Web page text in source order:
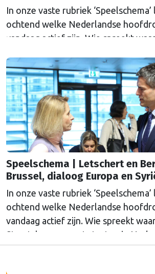
In onze vaste rubriek
ochtend welke Nederlandse
vandaag actief zijn. Wie spreekt
agenda?
Speelschema | Letschert en
Brussel, dialoog Europa en
In onze vaste rubriek
ochtend welke Nederlandse
vandaag actief zijn. Wie spreekt
Straatsburg, en wat staat er in